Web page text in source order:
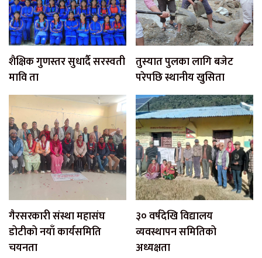
शैक्षिक गुणस्तर सुधार्दै सरस्वती
मावि ता
तुस्यात पुलका लागि बजेट
परेपछि स्थानीय खुसिता
गैरसरकारी संस्था महासंघ
डोटीको नयाँ कार्यसमिति
चयनता
३० वर्षदेखि विद्यालय
व्यवस्थापन समितिको
अध्यक्षता